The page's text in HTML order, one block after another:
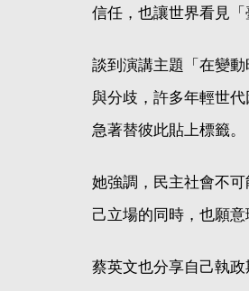
信任，也讓世界看見
談到演講主題「在變
與分歧，許多年輕世
急著替彼此貼上標籤。
她強調，民主社會不
己立場的同時，也願
蔡英文也分享自己執